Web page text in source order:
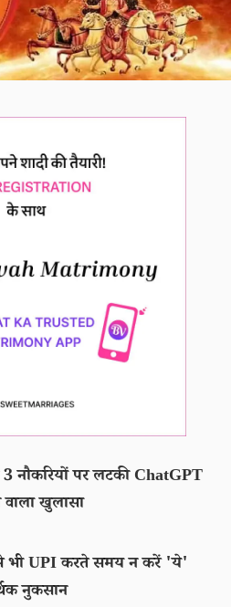
नौकरियों पर लटकी ChatGPT
खुलासा
भी UPI करते समय न करें 'ये'
नुकसान